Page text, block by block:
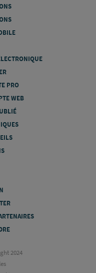
PRO
WEB
2024